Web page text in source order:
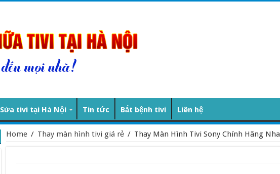
Sửa tivi tại Hà Nội Tin tức Bắt bệnh tivi Liên hệ
Home / Thay màn hình tivi giá rẻ / Thay Màn Hình Tivi Sony Chính Hãng Nha